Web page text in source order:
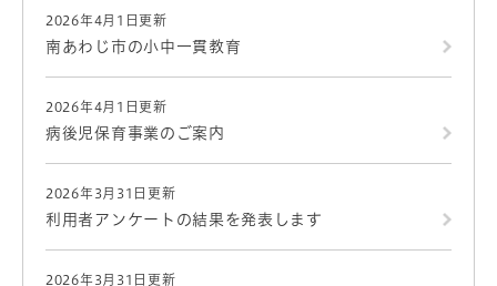
2026年4月1日更新
南あわじ市の小中一貫教育
2026年4月1日更新
病後児保育事業のご案内
2026年3月31日更新
利用者アンケートの結果を発表します
2026年3月31日更新